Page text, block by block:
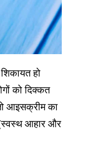
हो
को दिक्कत
आइसक्रीम का
(स्वस्थ आहार और